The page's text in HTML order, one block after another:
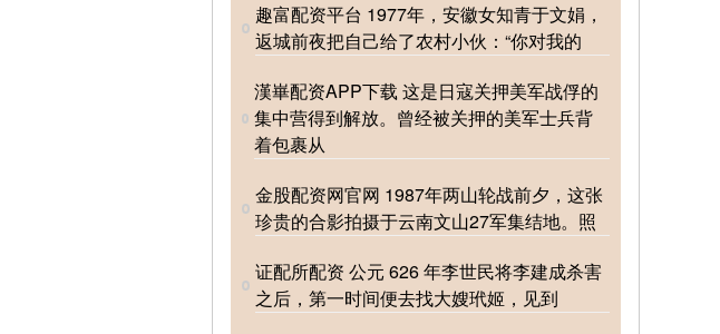
趣富配资平台 1977年，安徽女知青于文娟，
返城前夜把自己给了农村小伙：“你对我的
漢崋配资APP下载 这是日寇关押美军战俘的
集中营得到解放。曾经被关押的美军士兵背
着包裹从
金股配资网官网 1987年两山轮战前夕，这张
珍贵的合影拍摄于云南文山27军集结地。照
证配所配资 公元 626 年李世民将李建成杀害
之后，第一时间便去找大嫂玳姬，见到